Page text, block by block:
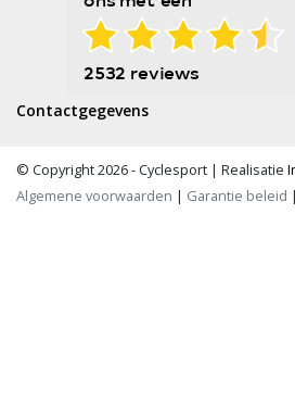
Contactgegevens
© Copyright 2026 - Cyclesport | Realisatie
Algemene voorwaarden | Garantie beleid |